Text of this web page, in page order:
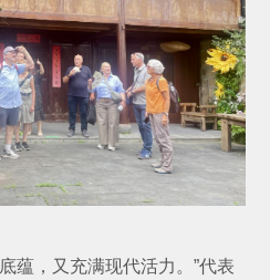
蕴，又充满现代活力。”代表